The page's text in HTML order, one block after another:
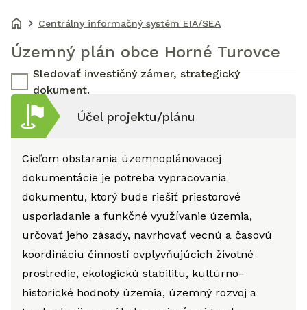
Centrálny informačný systém EIA/SEA
Územný plán obce Horné Turovce
Sledovať investičný zámer, strategický
dokument.
Účel projektu/plánu
Cieľom obstarania územnoplánovacej
dokumentácie je potreba vypracovania
dokumentu, ktorý bude riešiť priestorové
usporiadanie a funkčné využívanie územia,
určovať jeho zásady, navrhovať vecnú a časovú
koordináciu činností ovplyvňujúcich životné
prostredie, ekologickú stabilitu, kultúrno-
historické hodnoty územia, územný rozvoj a